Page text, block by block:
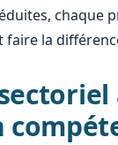
chaque
la